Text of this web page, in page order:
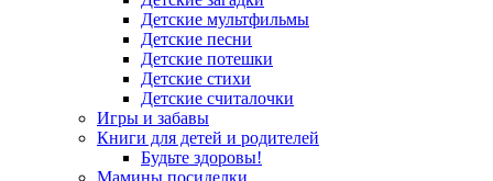
Детские мультфильмы
Детские песни
Детские потешки
Детские стихи
Детские считалочки
Игры и забавы
Книги для детей и родителей
Будьте здоровы!
Мамины посиделки